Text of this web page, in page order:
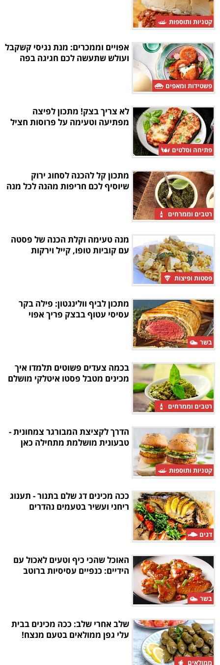
קטניות ותוספות
פשטידות ומאפים
אפויים וממכרים: מנת נגיסי קשקבל
ועולש שתעשה לכם חגיגה בפה
פתיחה וסלטים
לא צריך בצק! מתכון לפיצה
מפתיעה וטעימה על פרוסות חציל
רטבים וממרחים
מתכון קל להכנה לסחוג ירוק
שיוסיף לכם חריפות מהנה לכל מנה
פסטות ופיצות
מנה טעימה וקלת הכנה של פסטה
עם קוביות טופו, קייל וירקות
בשר
מתכון לביף וולינגטון: פילה בקר
עסיסי עטוף בבצק פריך אפוי
רטבים וממרחים
בכמה צעדים פשוטים תלמדו איך
מכינים מטבל פסטו איטלקי מושלם
קטניות ותוספות
הדרך לקציצת המבורגר צמחונית -
טבעונית מושלמת מתחילה כאן
דגים
ככה מכינים דג שלם בתנור - תענוג
ריחני ועשיר בטעמים נהדרים
בשר
האוכל שהכי כיף וטעים לאכול עם
הידיים: כנפיים עסיסיות ברוטב
ממולאים
שלב אחרי שלב: ככה מכינים בבית
עלי גפן ממולאים בטעם מנצח!